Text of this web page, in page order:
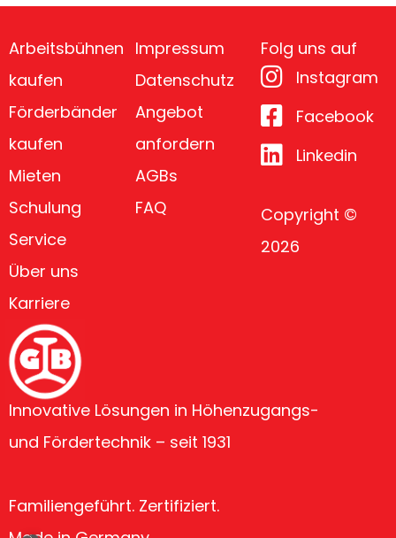
Innovative Lösungen in Höhenzugangs-
und Fördertechnik – seit 1931
Familiengeführt. Zertifiziert.
Arbeitsbühnen
kaufen
Förderbänder
kaufen
Mieten
Schulung
Service
Über uns
Karriere
Impressum
Datenschutz
Angebot
anfordern
AGBs
FAQ
Folg uns auf
Instagram
Facebook
Linkedin
Copyright ©
2026